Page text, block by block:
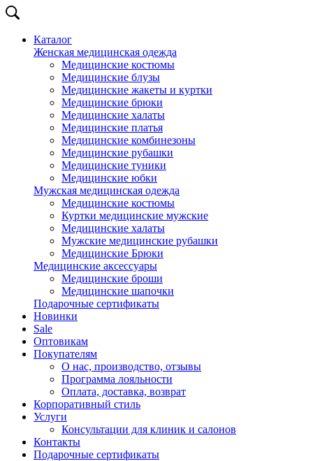
Каталог
Женская медицинская одежда
Медицинские костюмы
Медицинские блузы
Медицинские жакеты и куртки
Медицинские брюки
Медицинские халаты
Медицинские платья
Медицинские комбинезоны
Медицинские рубашки
Медицинские туники
Медицинские юбки
Мужская медицинская одежда
Медицинские костюмы
Куртки медицинские мужские
Медицинские халаты
Мужские медицинские рубашки
Медицинские Брюки
Медицинские аксессуары
Медицинские броши
Медицинские шапочки
Подарочные сертификаты
Новинки
Sale
Оптовикам
Покупателям
О нас, производство, отзывы
Программа лояльности
Оплата, доставка, возврат
Корпоративный стиль
Услуги
Консультации для клиник и салонов
Контакты
Подарочные сертификаты